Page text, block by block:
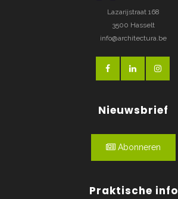
Lazarijstraat 168
3500 Hasselt
info@architectura.be
Nieuwsbrief
Abonneren
Praktische info